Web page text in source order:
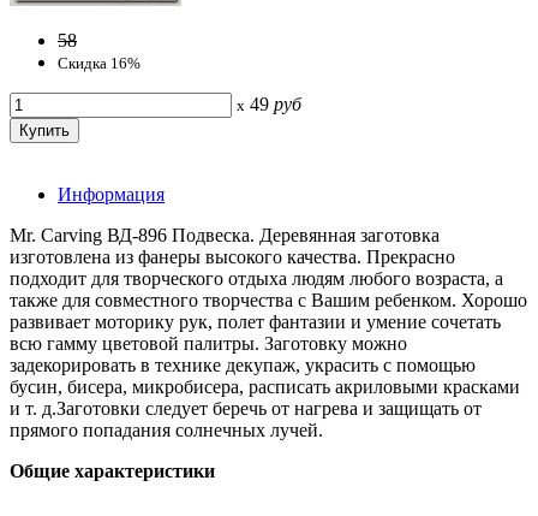
58
Скидка 16%
x 49 руб
Информация
Mr. Carving ВД-896 Подвеска. Деревянная заготовка
изготовлена из фанеры высокого качества. Прекрасно
подходит для творческого отдыха людям любого возраста, а
также для совместного творчества с Вашим ребенком. Хорошо
развивает моторику рук, полет фантазии и умение сочетать
всю гамму цветовой палитры. Заготовку можно
задекорировать в технике декупаж, украсить с помощью
бусин, бисера, микробисера, расписать акриловыми красками
и т. д.Заготовки следует беречь от нагрева и защищать от
прямого попадания солнечных лучей.
Общие характеристики